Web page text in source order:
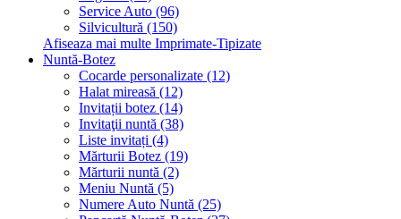
Service Auto (96)
Silvicultură (150)
Afiseaza mai multe Imprimate-Tipizate
Nuntă-Botez
Cocarde personalizate (12)
Halat mireasă (12)
Invitații botez (14)
Invitaţii nuntă (38)
Liste invitați (4)
Mărturii Botez (19)
Mărturii nuntă (2)
Meniu Nuntă (5)
Numere Auto Nuntă (25)